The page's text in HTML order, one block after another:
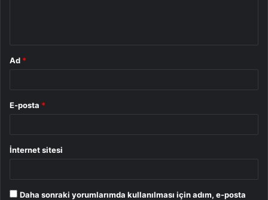
Ad *
E-posta *
İnternet sitesi
Daha sonraki yorumlarımda kullanılması için adım, e-posta